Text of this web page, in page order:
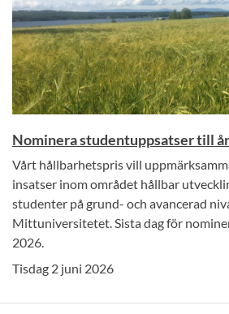
Nominera studentuppsatser till
Vårt hållbarhetspris vill
insatser inom området hållbar
studenter på grund- och avancerad
Mittuniversitetet. Sista dag för
2026.
Tisdag 2 juni 2026